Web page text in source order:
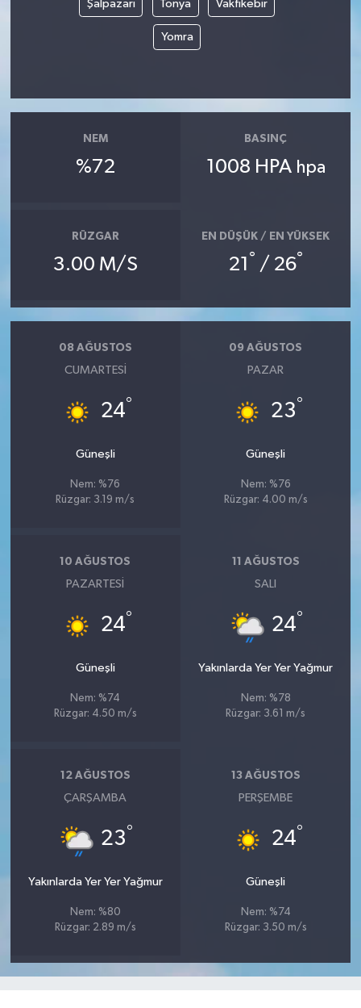
Şalpazarı Tonya Vakfıkebir
Yomra
NEM
%72
BASINÇ
1008 HPA hpa
RÜZGAR
3.00 M/S
EN DÜŞÜK / EN YÜKSEK
21 ° / 26°
08 AĞUSTOS
CUMARTESI
24°
Güneşli
Nem: %76
Rüzgar: 3.19 m/s
09 AĞUSTOS
PAZAR
23°
Güneşli
Nem: %76
Rüzgar: 4.00 m/s
10 AĞUSTOS
PAZARTESI
24°
Güneşli
Nem: %74
Rüzgar: 4.50 m/s
11 AĞUSTOS
SALI
24°
Yakınlarda Yer Yer Yağmur
Nem: %78
Rüzgar: 3.61 m/s
12 AĞUSTOS
ÇARŞAMBA
23°
Yakınlarda Yer Yer Yağmur
Nem: %80
Rüzgar: 2.89 m/s
13 AĞUSTOS
PERŞEMBE
24°
Güneşli
Nem: %74
Rüzgar: 3.50 m/s
Tarım ve Ekonomi
Yaşam